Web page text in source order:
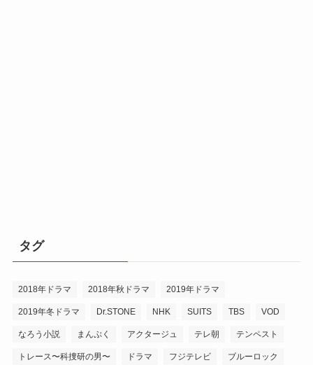
タグ
2018年ドラマ 2018年秋ドラマ 2019年ドラマ
2019年冬ドラマ Dr.STONE NHK SUITS TBS VOD
なろう小説 まんぷく アクタージュ テレ朝 テンペスト
トレース〜科捜研の男〜 ドラマ フジテレビ ブルーロック